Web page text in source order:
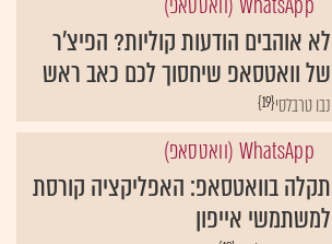
לא אוהבים הודעות קוליות? הפיצ'ר
של וואטסאפ שיחסוך לכם כאב ראש
{19}נבו טרבלסי
תקלה בוואטסאפ: האפליקציה קורסת
למשתמשי אייפון
{19} יונתן אפולט, mako